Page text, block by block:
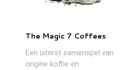
The Magic 7 Coffees
Een uiterst samenspel van
origine koffie en